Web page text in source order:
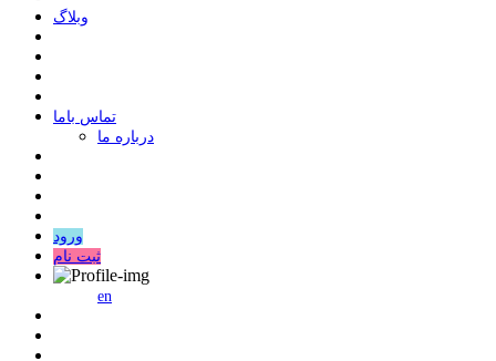
وبلاگ
ﺗﻤﺎﺱ ﺑﺎﻣﺎ
درباره ما
ورود
ثبت نام
en